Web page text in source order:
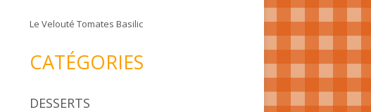
Le Velouté Tomates Basilic
CATÉGORIES
DESSERTS